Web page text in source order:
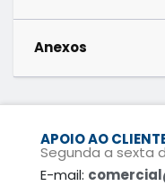
Anexos
APOIO AO
Segunda a sexta
E-mail: